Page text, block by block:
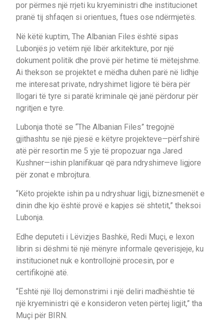
por përmes një rrjeti ku kryeministri dhe institucionet
pranë tij shfaqen si orientues, ftues ose ndërmjetës.
Në këtë kuptim, The Albanian Files është sipas
Lubonjës jo vetëm një libër arkitekture, por një
dokument politik dhe provë për hetime të mëtejshme.
Ai thekson se projektet e mëdha duhen parë në lidhje
me interesat private, ndryshimet ligjore të bëra për
llogari të tyre si paratë kriminale që janë përdorur për
ngritjen e tyre.
Lubonja thotë se “The Albanian Files” tregojnë
gjithashtu se një pjesë e këtyre projekteve—përfshirë
atë për resortin me 5 yje të propozuar nga Jared
Kushner—ishin planifikuar që para ndryshimeve ligjore
për zonat e mbrojtura.
“Këto projekte ishin pa u ndryshuar ligji, biznesmenët e
dinin dhe kjo është provë e kapjes së shtetit,” theksoi
Lubonja.
Edhe deputeti i Lëvizjes Bashkë, Redi Muçi, e lexon
librin si dëshmi të një mënyre informale qeverisjeje, ku
institucionet nuk e kontrollojnë procesin, por e
certifikojnë atë.
“Është një lloj demonstrimi i një deliri madhështie të
një kryeministri që e konsideron veten përtej ligjit,” tha
Muçi për BIRN.